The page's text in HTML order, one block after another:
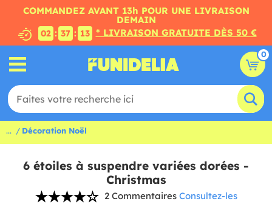
COMMANDEZ AVANT 13h POUR UNE LIVRAISON
DEMAIN
02 : 37 : 12 * LIVRAISON GRATUITE DÈS 50 €
0
... Décoration Noël
6 étoiles à suspendre variées dorées -
Christmas
2 Commentaires Consultez-les